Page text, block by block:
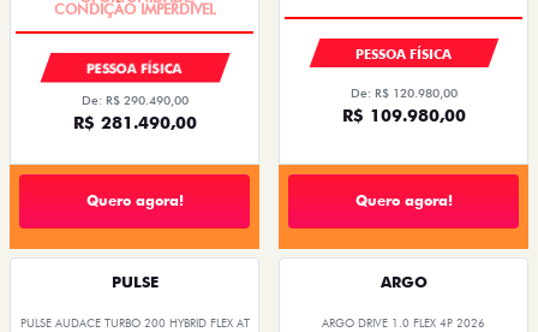
PESSOA FÍSICA
De: R$ 290.490,00
R$ 281.490,00
Quero agora!
PESSOA FÍSICA
De: R$ 120.980,00
R$ 109.980,00
Quero agora!
PULSE
PULSE AUDACE TURBO 200 HYBRID FLEX AT
ARGO
ARGO DRIVE 1.0 FLEX 4P 2026